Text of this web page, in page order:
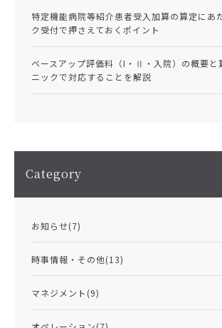
特定機能病院等紹介患者受入加算の算定にあ
ク受付で押さえておくポイント
ベースアップ評価料（I・Ⅱ・入院）の概要と
ニックで対応することを解説
Category
お知らせ(7)
時事情報・その他(13)
マネジメント (9)